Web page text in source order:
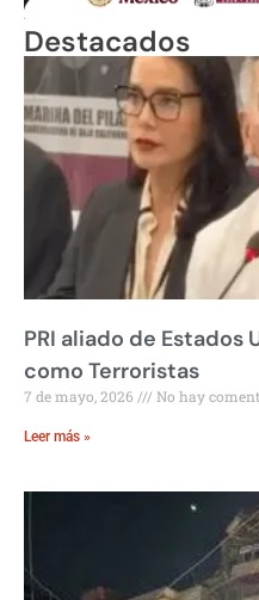
Destacados
PRI aliado de Estados
como Terroristas
7 de mayo, 2026 No hay
Leer más »